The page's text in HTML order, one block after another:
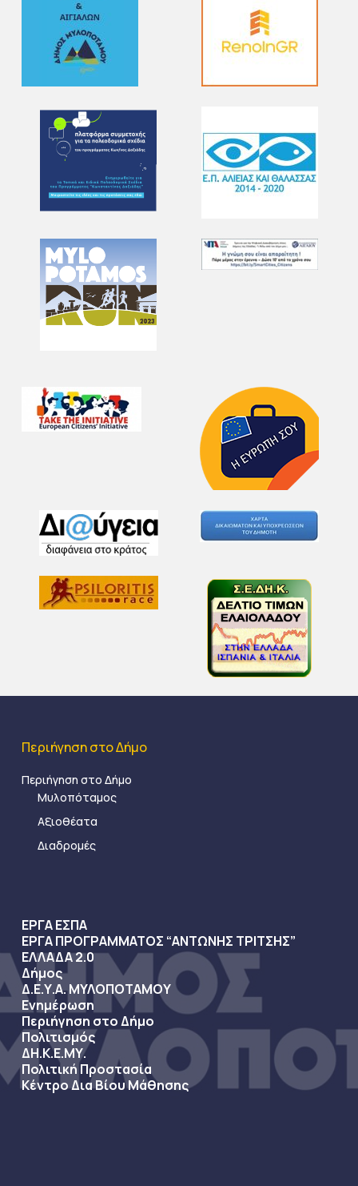
Περιήγηση στο Δήμο
Περιήγηση στο Δήμο
Μυλοπόταμος
Αξιοθέατα
Διαδρομές
ΕΡΓΑ ΕΣΠΑ
ΕΡΓΑ ΠΡΟΓΡΑΜΜΑΤΟΣ “ΑΝΤΩΝΗΣ ΤΡΙΤΣΗΣ”
ΕΛΛΑΔΑ 2.0
Δήμος
Δ.Ε.Υ.Α. ΜΥΛΟΠΟΤΑΜΟΥ
Ενημέρωση
Περιήγηση στο Δήμο
Πολιτισμός
ΔΗ.Κ.Ε.ΜΥ.
Πολιτική Προστασία
Κέντρο Δια Βίου Μάθησης